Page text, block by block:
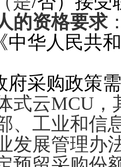
的资格要求
中华人民共
府采购政策
式云MCU
、工业和信
发展管理办